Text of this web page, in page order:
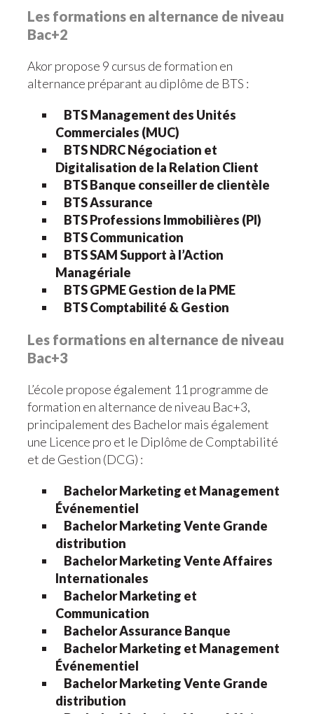
Les formations en alternance de niveau
Bac+2
Akor propose 9 cursus de formation en
alternance préparant au diplôme de BTS :
BTS Management des Unités
Commerciales (MUC)
BTS NDRC Négociation et
Digitalisation de la Relation Client
BTS Banque conseiller de clientèle
BTS Assurance
BTS Professions Immobilières (PI)
BTS Communication
BTS SAM Support à l’Action
Managériale
BTS GPME Gestion de la PME
BTS Comptabilité & Gestion
Les formations en alternance de niveau
Bac+3
L’école propose également 11 programme de
formation en alternance de niveau Bac+3,
principalement des Bachelor mais également
une Licence pro et le Diplôme de Comptabilité
et de Gestion (DCG) :
Bachelor Marketing et Management
Événementiel
Bachelor Marketing Vente Grande
distribution
Bachelor Marketing Vente Affaires
Internationales
Bachelor Marketing et
Communication
Bachelor Assurance Banque
Bachelor Marketing et Management
Événementiel
Bachelor Marketing Vente Grande
distribution